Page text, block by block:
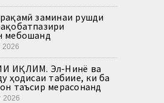
заминаи рушди
мебошанд
2026
ИҚЛИМ. Эл-Нинё ва
ҳодисаи табиие, ки ба
таъсир мерасонанд
2026